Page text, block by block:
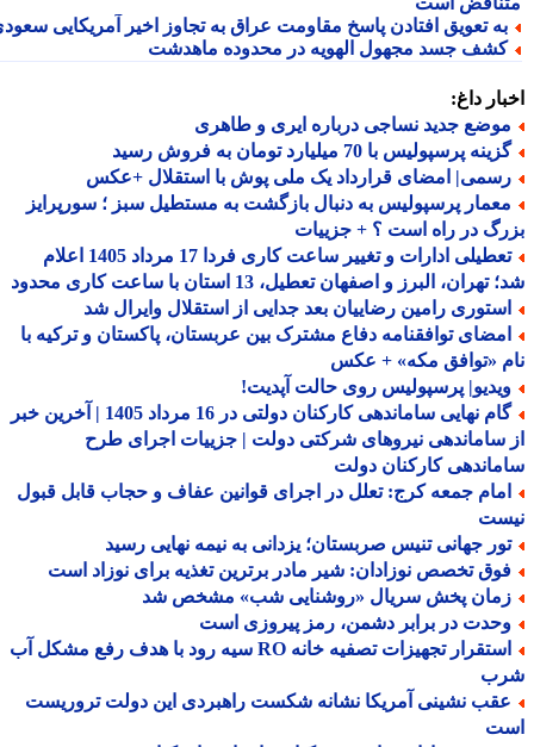
تعویق افتادن پاسخ مقاومت عراق به تجاوز اخیر آمریکایی سعودی
جسد مجهول الهویه در محدوده ماهدشت
داغ:
جدید نساجی درباره ایری و طاهری
پرسپولیس با 70 میلیارد تومان به فروش رسید
امضای قرارداد یک ملی پوش با استقلال +عکس
پرسپولیس به دنبال بازگشت به مستطیل سبز ؛ سورپرایز
در راه است ؟ + جزییات
تعطیلی ادارات و تغییر ساعت کاری فردا 17 مرداد 1405 اعلام
البرز و اصفهان تعطیل، 13 استان با ساعت کاری محدود
رامین رضاییان بعد جدایی از استقلال وایرال شد
توافقنامه دفاع مشترک بین عربستان، پاکستان و ترکیه با
«توافق مکه» + عکس
پرسپولیس روی حالت آپدیت!
گام نهایی ساماندهی کارکنان دولتی در 16 مرداد 1405 | آخرین خبر
ساماندهی نیروهای شرکتی دولت | جزییات اجرای طرح
کارکنان دولت
جمعه کرج: تعلل در اجرای قوانین عفاف و حجاب قابل قبول
جهانی تنیس صربستان؛ یزدانی به نیمه نهایی رسید
تخصص نوزادان: شیر مادر برترین تغذیه برای نوزاد است
پخش سریال «روشنایی شب» مشخص شد
در برابر دشمن، رمز پیروزی است
استقرار تجهیزات تصفیه خانه RO سیه رود با هدف رفع مشکل آب
نشینی آمریکا نشانه شکست راهبردی این دولت تروریست